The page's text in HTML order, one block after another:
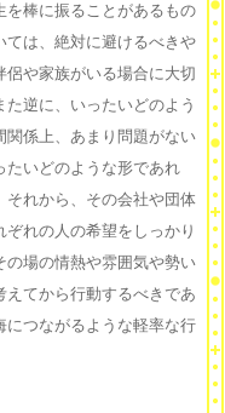
を棒に振ることがあるもの
ては、絶対に避けるべきや
侶や家族がいる場合に大切
逆に、いったいどのよう
関係上、あまり問題がない
たいどのような形であれ
それから、その会社や団体
れの人の希望をしっかり
の場の情熱や雰囲気や勢い
てから行動するべきであ
につながるような軽率な行